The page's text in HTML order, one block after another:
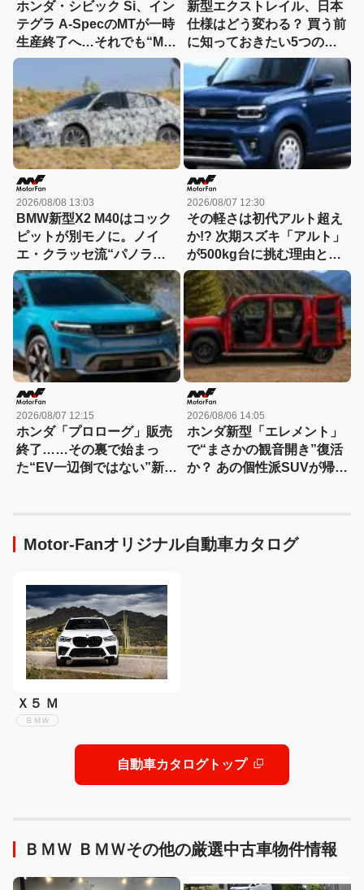
ホンダ・シビック Si、イン
テグラ A-SpecのMTが一時
生産終了へ…それでも“MT
継続宣言”は変わらない理
新型エクストレイル、日本
仕様はどう変わる？ 買う前
に知っておきたい5つの進
化
2026/08/08 13:03
BMW新型X2 M40はコック
ピットが別モノに。ノイ
エ・クラッセ流“パノラミ
ック iDrive”採用へ
2026/08/07 12:30
その軽さは初代アルト超え
か!? 次期スズキ「アルト」
が500kg台に挑む理由と
は……「小・少・軽・短・
美」を極める！
2026/08/07 12:15
ホンダ「プロローグ」販売
終了……その裏で始まっ
た“EV一辺倒ではない”新戦
2026/08/06 14:05
ホンダ新型「エレメント」
で“まさかの観音開き”復活
か？ あの個性派SUVが帰っ
Motor-Fanオリジナル自動車カタログ
Ｘ５ Ｍ
ＢＭＷ
自動車カタログトップ
ＢＭＷ ＢＭＷその他の厳選中古車物件情報